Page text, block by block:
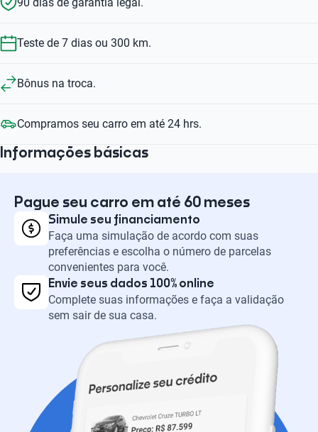
Teste de 7 dias ou 300 km.
Bônus na troca.
Compramos seu carro em até 24 hrs.
Informações básicas
Pague seu carro em até 60 meses
Simule seu financiamento
Faça uma simulação de acordo com suas
preferências e escolha o número de parcelas
convenientes para você.
Envie seus dados 100% online
Complete suas informações e faça a validação
sem sair de sua casa.